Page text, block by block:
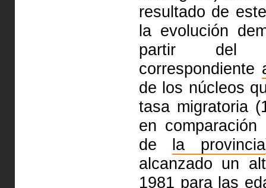
resultado de
la evolución
partir del
correspondiente
de los núcleos
tasa migratoria
en
de la provincia
alcanzado un
1981 para las